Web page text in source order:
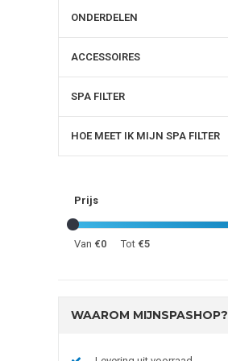
ONDERDELEN
ACCESSOIRES
SPA FILTER
HOE MEET IK MIJN SPA FILTER
Prijs
Van €0 Tot €5
WAAROM MIJNSPASHOP?